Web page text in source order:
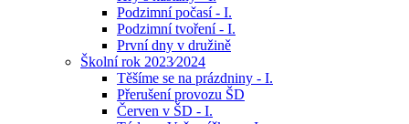
Podzimní počasí - I.
Podzimní tvoření - I.
První dny v družině
Školní rok 2023⁄2024
Těšíme se na prázdniny - I.
Přerušení provozu ŠD
Červen v ŠD - I.